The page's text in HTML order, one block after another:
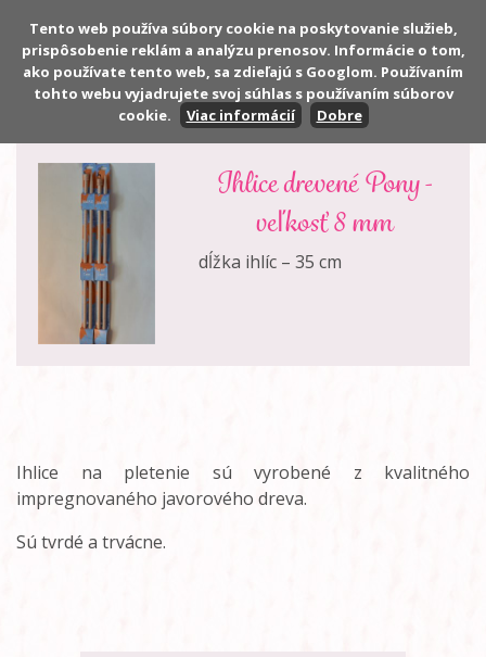
Počet:0 ks
Cena: 0,00 €
Ihlice drevené Pony -
veľkosť 8 mm
dĺžka ihlíc – 35 cm
Ihlice na pletenie sú vyrobené z kvalitného
impregnovaného javorového dreva.
Sú tvrdé a trvácne.
Tento web používa súbory cookie na poskytovanie služieb,
prispôsobenie reklám a analýzu prenosov. Informácie o tom,
ako používate tento web, sa zdieľajú s Googlom. Používaním
tohto webu vyjadrujete svoj súhlas s používaním súborov
cookie.
Viac informácií Dobre